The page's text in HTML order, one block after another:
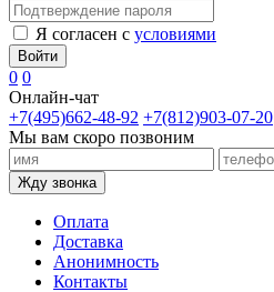
Я согласен с условиями
Войти
0 0
Онлайн-чат
+7(495)662-48-92 +7(812)903-07-20
Мы вам скоро позвоним
Жду звонка
Оплата
Доставка
Анонимность
Контакты